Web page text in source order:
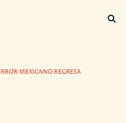
MEXICANO REGRESA